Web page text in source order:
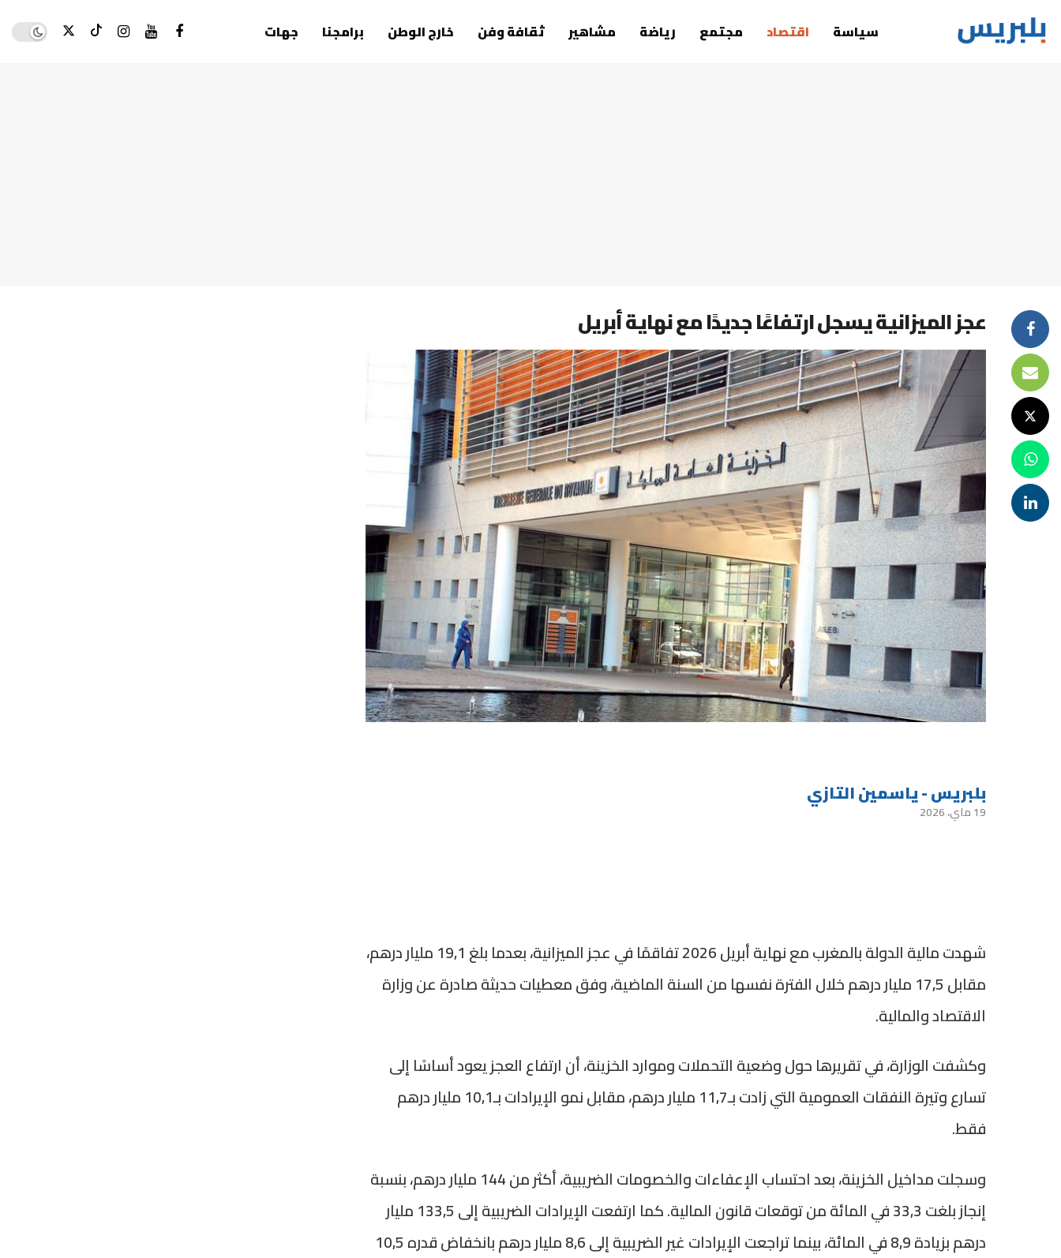
سياسة اقتصاد مجتمع رياضة مشاهير ثقافة وفن خارج الوطن برامجنا جهات mode
عجز الميزانية يسجل ارتفاعًا جديدًا مع نهاية أبريل
بلبريس - ياسمين التازي
19 ماي، 2026
شهدت مالية الدولة بالمغرب مع نهاية أبريل 2026 تفاقمًا في عجز الميزانية، بعدما بلغ 19,1 مليار درهم،
مقابل 17,5 مليار درهم خلال الفترة نفسها من السنة الماضية، وفق معطيات حديثة صادرة عن وزارة
الاقتصاد والمالية.
وكشفت الوزارة، في تقريرها حول وضعية التحملات وموارد الخزينة، أن ارتفاع العجز يعود أساسًا إلى
تسارع وتيرة النفقات العمومية التي زادت بـ11,7 مليار درهم، مقابل نمو الإيرادات بـ10,1 مليار درهم
فقط.
وسجلت مداخيل الخزينة، بعد احتساب الإعفاءات والخصومات الضريبية، أكثر من 144 مليار درهم، بنسبة
إنجاز بلغت 33,3 في المائة من توقعات قانون المالية. كما ارتفعت الإيرادات الضريبية إلى 133,5 مليار
درهم بزيادة 8,9 في المائة، بينما تراجعت الإيرادات غير الضريبية إلى 8,6 مليار درهم بانخفاض قدره 10,5